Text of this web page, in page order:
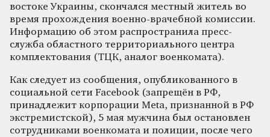
востоке Украины, скончался местный житель во
время прохождения военно-врачебной комиссии.
Информацию об этом распространила пресс-
служба областного территориального центра
комплектования (ТЦК, аналог военкомата).
Как следует из сообщения, опубликованного в
социальной сети Facebook (запрещён в РФ,
принадлежит корпорации Meta, признанной в РФ
экстремистской), 5 мая мужчина был остановлен
сотрудниками военкомата и полиции, после чего